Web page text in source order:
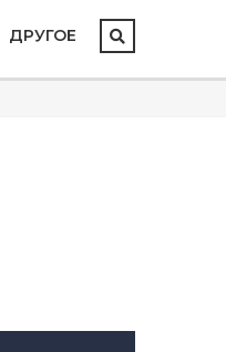
ДРУГОЕ